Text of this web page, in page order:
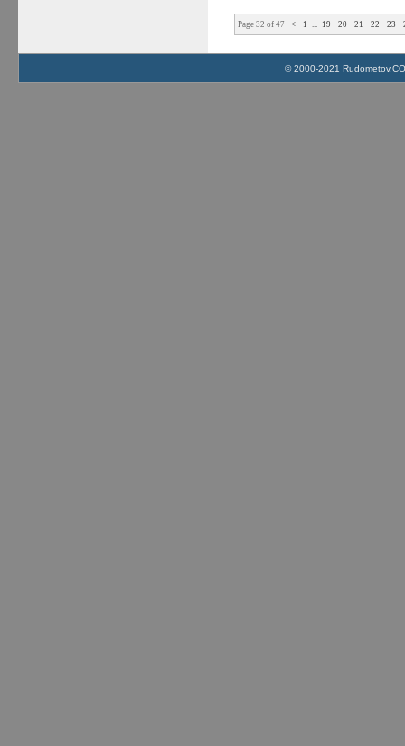
Page 32 of 47 < 1 19 20 21 22 23
© 2000-2021